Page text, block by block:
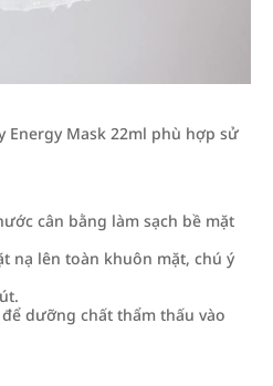
Energy Mask 22ml phù hợp sử
cân bằng làm sạch bề mặt
nạ lên toàn khuôn mặt, chú ý
dưỡng chất thẩm thấu vào